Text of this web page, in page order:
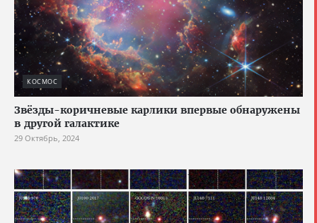
КОСМОС
Звёзды-коричневые карлики впервые обнаружены
в другой галактике
29 Октябрь, 2024